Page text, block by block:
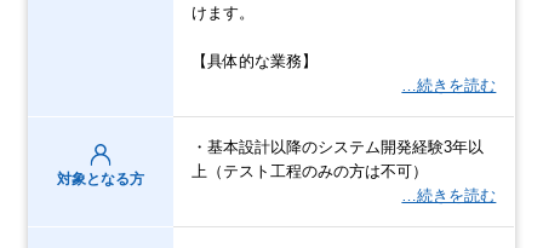
けます。
【具体的な業務】
…続きを読む
対象となる方
・基本設計以降のシステム開発経験3年以
上（テスト工程のみの方は不可）
…続きを読む